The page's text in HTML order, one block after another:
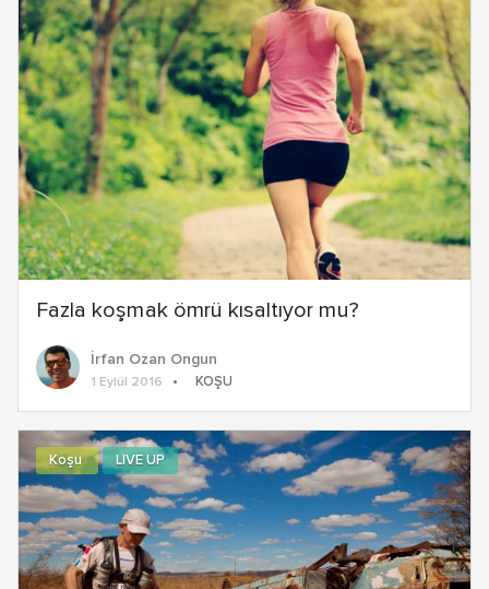
Fazla koşmak ömrü kısaltıyor mu?
İrfan Ozan Ongun
1 Eylül 2016 KOŞU
Koşu LIVE UP